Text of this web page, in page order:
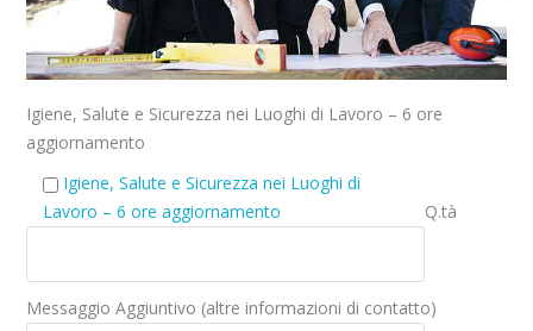
Igiene, Salute e Sicurezza nei Luoghi di Lavoro – 6 ore
aggiornamento
Igiene, Salute e Sicurezza nei Luoghi di
Lavoro – 6 ore aggiornamento
Q.tà
Messaggio Aggiuntivo (altre informazioni di contatto)